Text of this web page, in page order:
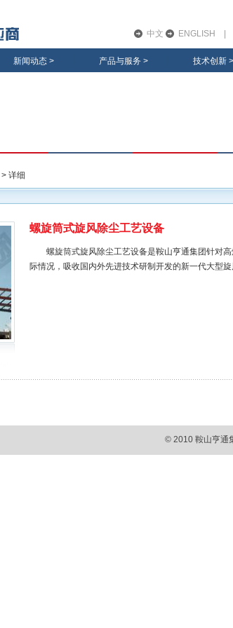
中文 ENGLISH
新闻动态 > 产品与服务 > 技术创新 >
> 详细
螺旋筒式旋风除尘工艺设备
螺旋筒式旋风除尘工艺设备是鞍山亨通集团针对高
际情况，吸收国内外先进技术研制开发的新一代大型旋
© 2010 鞍山亨通